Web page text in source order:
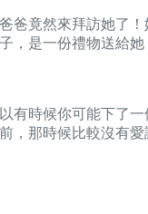
竟然來拜訪她了
是一份禮物送給
時候你可能下了
那時候比較沒有